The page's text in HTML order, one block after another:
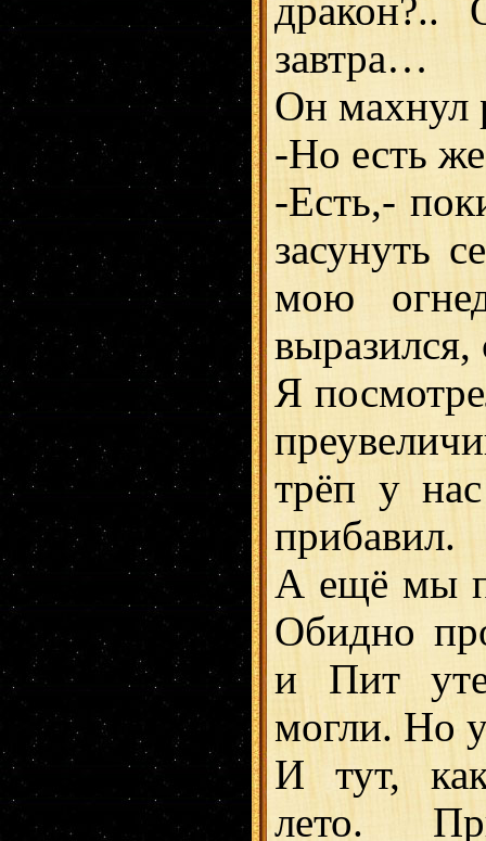
дракон?..
завтра…
Он махнул
-Но есть
-Есть,-
засунуть
мою
выразился,
Я
трёп у
прибавил.
А ещё мы
Обидно
и Пит
могли. Но
И тут,
лето.